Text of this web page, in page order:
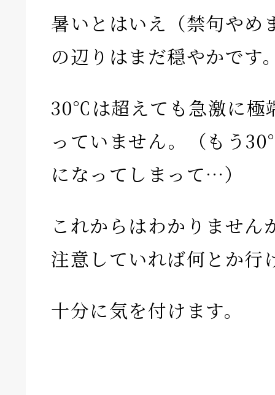
暑いとはいえ（禁句や
の辺りはまだ穏やかです
30℃は超えても急激に極
っていません。（もう
になってしまって…）
これからはわかりません
注意していれば何とか行
十分に気を付けます。